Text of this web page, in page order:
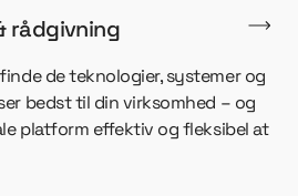
rådgivning
de teknologier, systemer og
bedst til din virksomhed – og
platform effektiv og fleksibel at